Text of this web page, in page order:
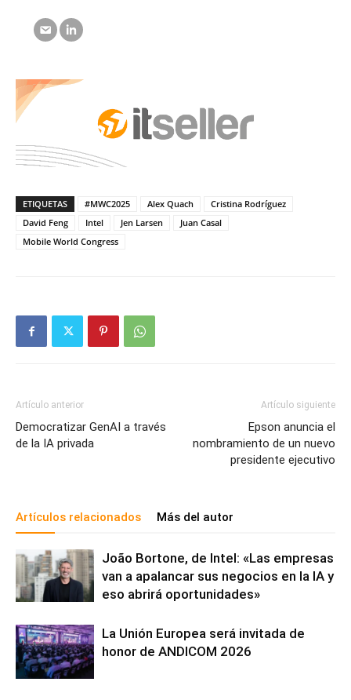
ETIQUETAS #MWC2025 Alex Quach
Cristina Rodríguez
David Feng
Intel Jen Larsen
Juan Casal
Mobile World Congress
Artículo anterior
Democratizar GenAI a través
de la IA privada
Artículo siguiente
Epson anuncia el
nombramiento de un nuevo
presidente ejecutivo
Artículos relacionados Más del autor
João Bortone, de Intel: «Las empresas
van a apalancar sus negocios en la IA y
eso abrirá oportunidades»
La Unión Europea será invitada de
honor de ANDICOM 2026